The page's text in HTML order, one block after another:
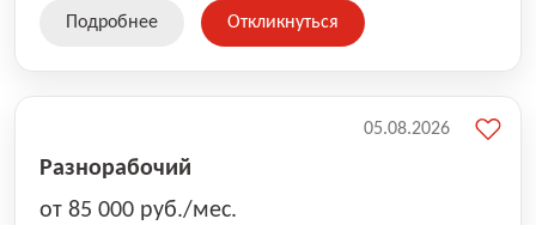
Подробнее Откликнуться
Разнорабочий
от 85 000 руб./мес.
05.08.2026